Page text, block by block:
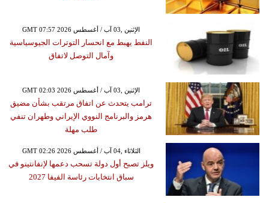
GMT 07:57 2026 الإثنين ,03 آب / أغسطس
النفط يهبط مع انحسار التوترات الجيوسياسية
وآمال التوصل لاتفاق
GMT 02:03 2026 الإثنين ,03 آب / أغسطس
ترامب يتحدث عن اتفاق مرتقب بشأن مضيق
هرمز والبرنامج النووي الإيراني وطهران تنفي
طلب مهلة
GMT 02:26 2026 الثلاثاء ,04 آب / أغسطس
ويلز تصبح أول دولة تسحب دعمها لإنفانتينو في
سباق انتخابات رئاسة الفيفا 2027